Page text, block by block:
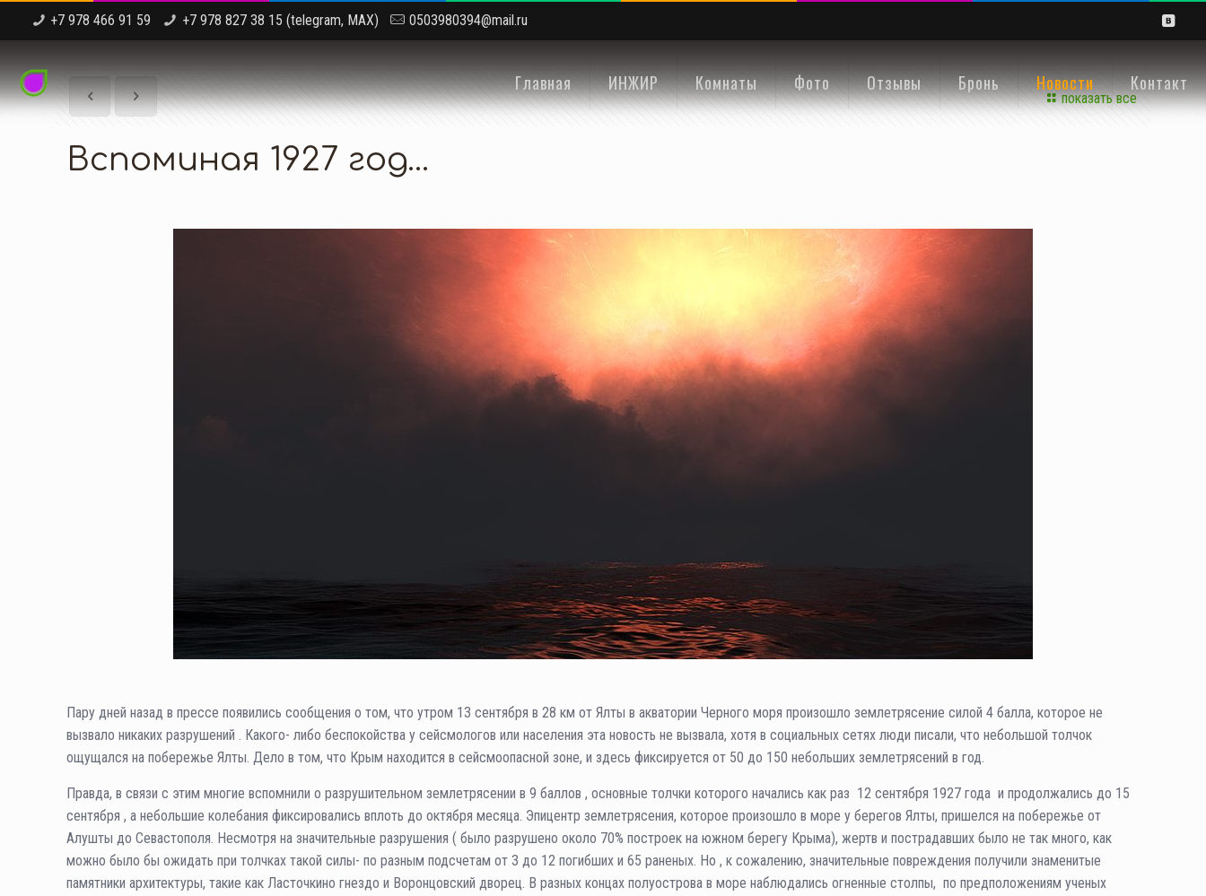
+7 978 466 91 59 +7 978 827 38 15 (telegram, MAX) 0503980394@mail.ru
Главная ИНЖИР Комнаты Фото Отзывы Бронь Новости Контакт
показать все
Вспоминая 1927 год…
Пару дней назад в прессе появились сообщения о том, что утром 13 сентября в 28 км от Ялты в акватории Черного моря произошло землетрясение силой 4 балла, которое не
вызвало никаких разрушений . Какого- либо беспокойства у сейсмологов или населения эта новость не вызвала, хотя в социальных сетях люди писали, что небольшой толчок
ощущался на побережье Ялты. Дело в том, что Крым находится в сейсмоопасной зоне, и здесь фиксируется от 50 до 150 небольших землетрясений в год.
Правда, в связи с этим многие вспомнили о разрушительном землетрясении в 9 баллов , основные толчки которого начались как раз 12 сентября 1927 года и продолжались до 15
сентября , а небольшие колебания фиксировались вплоть до октября месяца. Эпицентр землетрясения, которое произошло в море у берегов Ялты, пришелся на побережье от
Алушты до Севастополя. Несмотря на значительные разрушения ( было разрушено около 70% построек на южном берегу Крыма), жертв и пострадавших было не так много, как
можно было бы ожидать при толчках такой силы- по разным подсчетам от 3 до 12 погибших и 65 раненых. Но , к сожалению, значительные повреждения получили знаменитые
памятники архитектуры, такие как Ласточкино гнездо и Воронцовский дворец. В разных концах полуострова в море наблюдались огненные столпы, по предположениям ученых